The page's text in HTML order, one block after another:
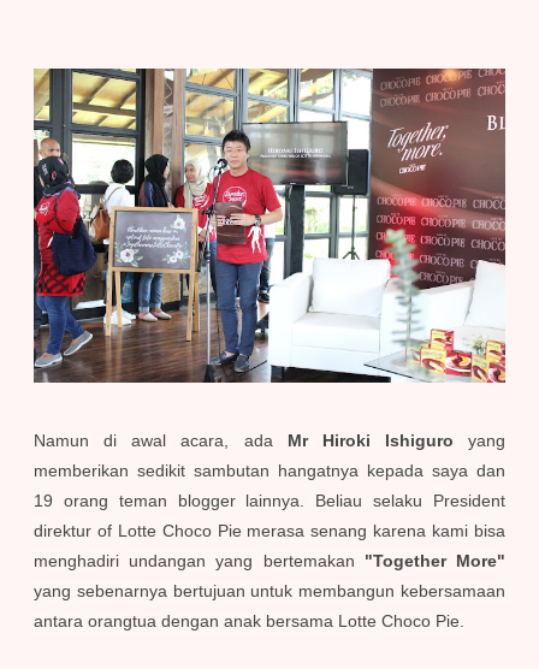
Namun di awal acara, ada Mr Hiroki Ishiguro yang
memberikan sedikit sambutan hangatnya kepada saya dan
19 orang teman blogger lainnya. Beliau selaku President
direktur of Lotte Choco Pie merasa senang karena kami bisa
menghadiri undangan yang bertemakan "Together More"
yang sebenarnya bertujuan untuk membangun kebersamaan
antara orangtua dengan anak bersama Lotte Choco Pie.